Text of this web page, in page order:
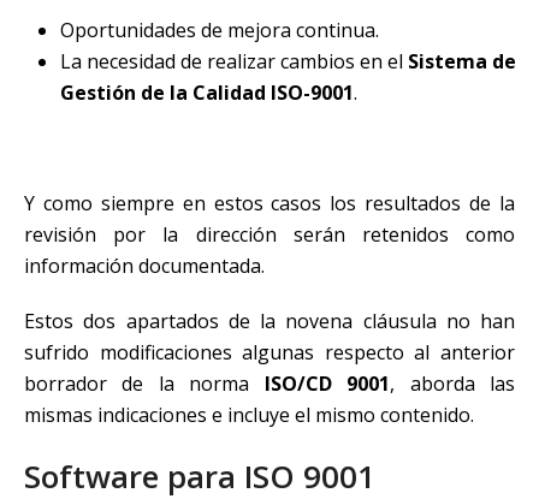
Oportunidades de mejora continua.
La necesidad de realizar cambios en el Sistema de
Gestión de la Calidad ISO-9001.
Y como siempre en estos casos los resultados de la
revisión por la dirección serán retenidos como
información documentada.
Estos dos apartados de la novena cláusula no han
sufrido modificaciones algunas respecto al anterior
borrador de la norma ISO/CD 9001, aborda las
mismas indicaciones e incluye el mismo contenido.
Software para ISO 9001